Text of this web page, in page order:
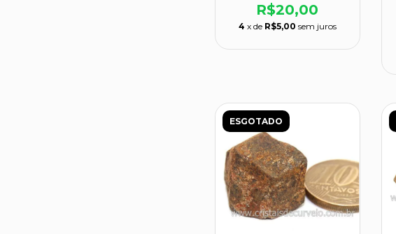
GC8994
R$20,00
4 x de R$5,00 sem juros
ESGOTADO